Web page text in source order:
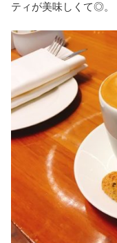
ティが美味しくて◎。